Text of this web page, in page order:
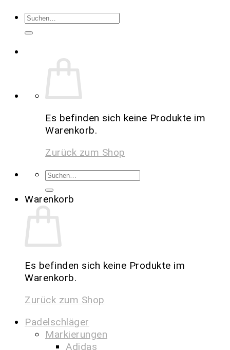
Es befinden sich keine Produkte im
Warenkorb.
Zurück zum Shop
Warenkorb
Es befinden sich keine Produkte im
Warenkorb.
Zurück zum Shop
Padelschläger
Markierungen
Adidas